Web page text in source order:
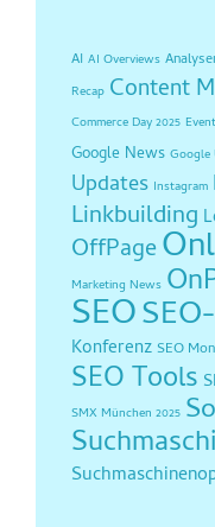
AI AI Overviews
Recap Content
Commerce Day 2025 Event
Google News Google
Updates Instagram
Linkbuilding
OffPage
Marketing News
SEO
Konferenz SEO
SEO Tools
SMX München 2025